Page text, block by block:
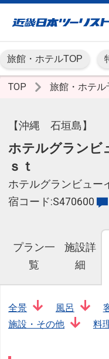
旅館・ホテルTOP
TOP 旅館・ホテル
【沖縄 石垣島】
ホテルグランビ
ｓｔ
ホテルグランビュー
宿コード:S470600
プラン一
覧
施設詳
細
全景 風呂
施設・その他
料